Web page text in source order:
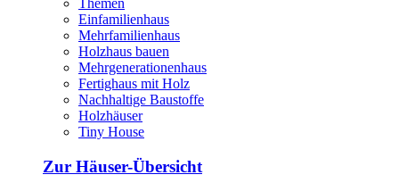
Themen
Einfamilienhaus
Mehrfamilienhaus
Holzhaus bauen
Mehrgenerationenhaus
Fertighaus mit Holz
Nachhaltige Baustoffe
Holzhäuser
Tiny House
Zur Häuser-Übersicht